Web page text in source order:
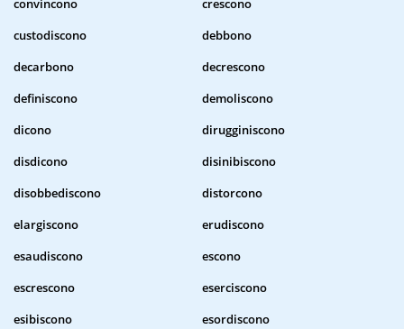
convincono
crescono
custodiscono
debbono
decarbono
decrescono
definiscono
demoliscono
dicono
dirugginiscono
disdicono
disinibiscono
disobbediscono
distorcono
elargiscono
erudiscono
esaudiscono
escono
escrescono
eserciscono
esibiscono
esordiscono